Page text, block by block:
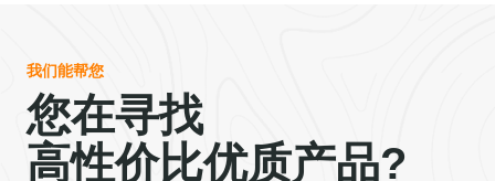
我们能帮您
您在寻找
高性价比优质产品?